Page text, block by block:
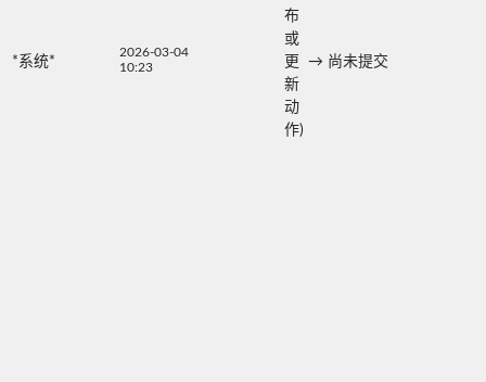
*系统*
2026-03-04
10:23
布
或
更
新
动
作)
→ 尚未提交